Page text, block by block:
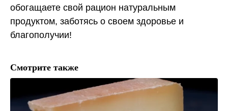
обогащаете свой рацион натуральным
продуктом, заботясь о своем здоровье и
благополучии!
Смотрите также